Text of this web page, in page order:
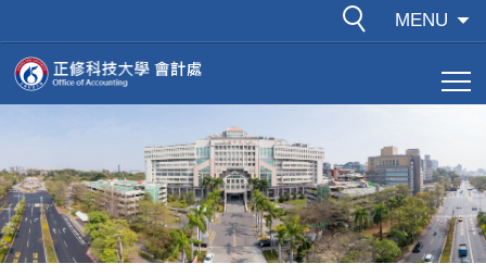
到
主
要
區
MENU